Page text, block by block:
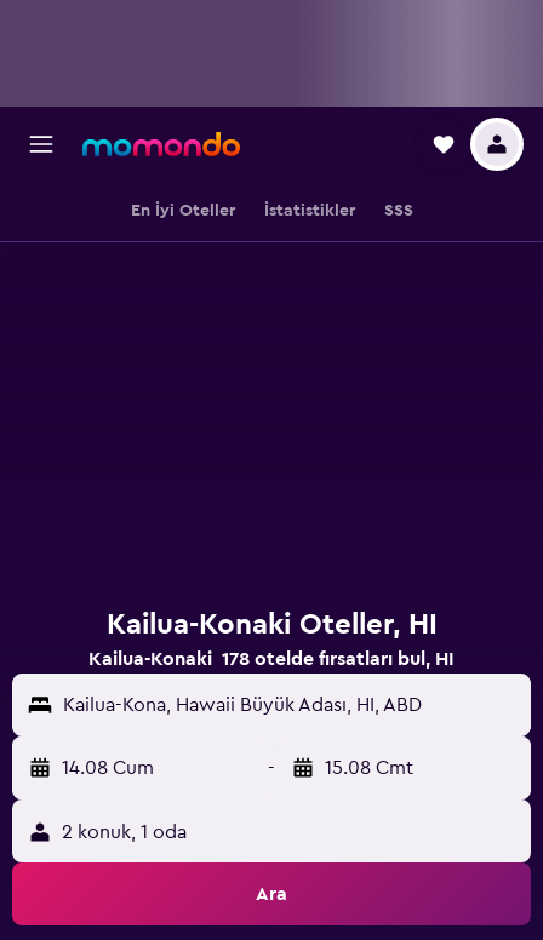
En İyi Oteller İstatistikler SSS
Kailua-Konaki Oteller, HI
Kailua-Konaki 178 otelde fırsatları bul, HI
Kailua-Kona, Hawaii Büyük Adası, HI, ABD
14.08 Cum - 15.08 Cmt
2 konuk, 1 oda
Ara